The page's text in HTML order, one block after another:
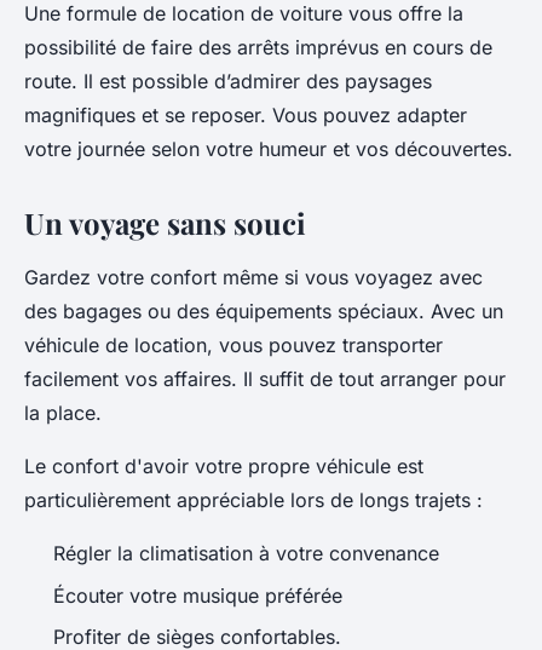
Une formule de location de voiture vous offre la
possibilité de faire des arrêts imprévus en cours de
route. Il est possible d’admirer des paysages
magnifiques et se reposer. Vous pouvez adapter
votre journée selon votre humeur et vos découvertes.
Un voyage sans souci
Gardez votre confort même si vous voyagez avec
des bagages ou des équipements spéciaux. Avec un
véhicule de location, vous pouvez transporter
facilement vos affaires. Il suffit de tout arranger pour
la place.
Le confort d'avoir votre propre véhicule est
particulièrement appréciable lors de longs trajets :
Régler la climatisation à votre convenance
Écouter votre musique préférée
Profiter de sièges confortables.